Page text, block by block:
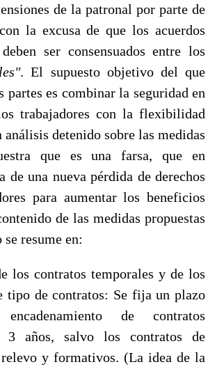
de la patronal por parte de
la excusa de que los acuerdos
ser consensuados entre los
. El supuesto objetivo del que
partes es combinar la seguridad en
trabajadores con la flexibilidad
detenido sobre las medidas
que es una farsa, que en
de una nueva pérdida de derechos
para aumentar los beneficios
de las medidas propuestas
resume en:
los contratos temporales y de los
tipo de contratos: Se fija un plazo
de contratos
3 años, salvo los contratos de
y formativos. (La idea de la